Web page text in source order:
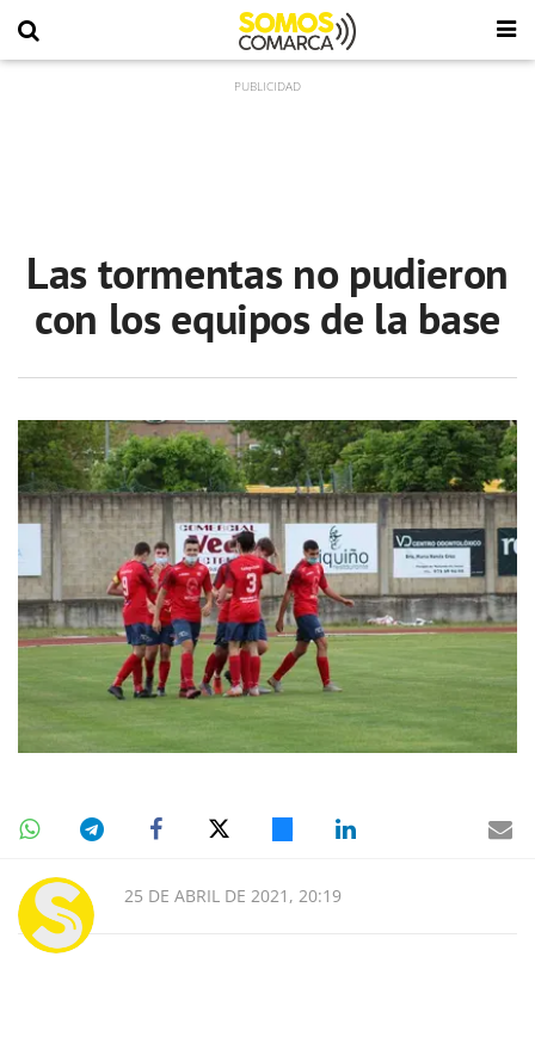
Las tormentas no pudieron
con los equipos de la base
25 DE ABRIL DE 2021, 20:19